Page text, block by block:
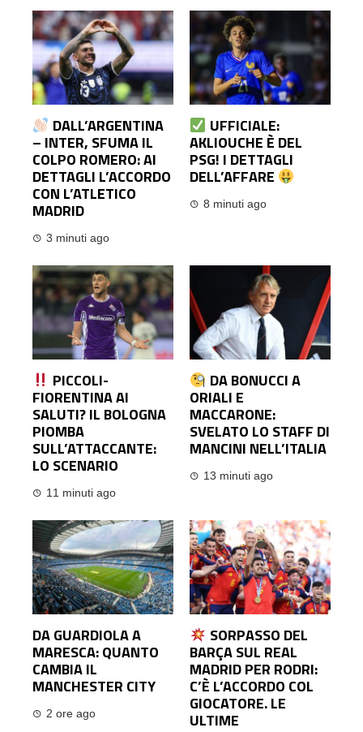
DALL’ARGENTINA
– INTER, SFUMA IL
COLPO ROMERO: AI
DETTAGLI L’ACCORDO
CON L’ATLETICO
MADRID
3 minuti ago
UFFICIALE:
AKLIOUCHE È DEL
PSG! I DETTAGLI
DELL’AFFARE
8 minuti ago
PICCOLI-
FIORENTINA AI
SALUTI? IL BOLOGNA
PIOMBA
SULL’ATTACCANTE:
LO SCENARIO
11 minuti ago
DA BONUCCI A
ORIALI E
MACCARONE:
SVELATO LO STAFF DI
MANCINI NELL’ITALIA
13 minuti ago
DA GUARDIOLA A
MARESCA: QUANTO
CAMBIA IL
MANCHESTER CITY
2 ore ago
SORPASSO DEL
BARÇA SUL REAL
MADRID PER RODRI:
C’È L’ACCORDO COL
GIOCATORE. LE
ULTIME